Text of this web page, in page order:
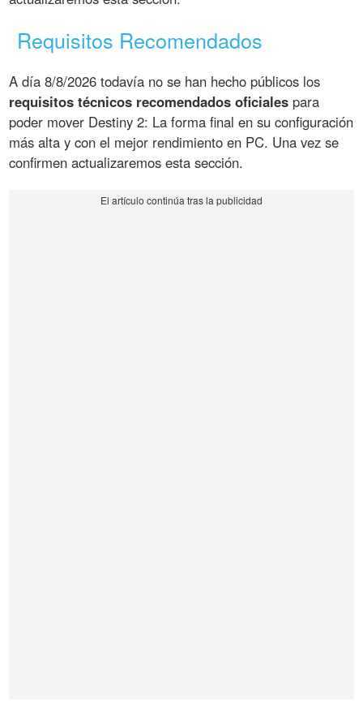
Requisitos Recomendados
A día 8/8/2026 todavía no se han hecho públicos los
requisitos técnicos recomendados oficiales para
poder mover Destiny 2: La forma final en su configuración
más alta y con el mejor rendimiento en PC. Una vez se
confirmen actualizaremos esta sección.